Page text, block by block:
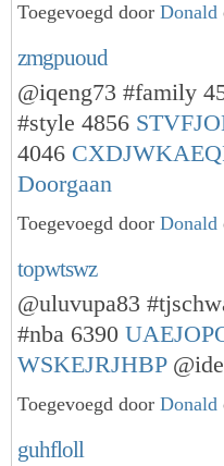
Toegevoegd door Donald
zmgpuoud
@iqeng73 #family
#style 4856
4046
Doorgaan
Toegevoegd door Donald
topwtswz
@uluvupa83
#nba 6390
WSKEJRJHBP
Toegevoegd door Donald
guhfloll